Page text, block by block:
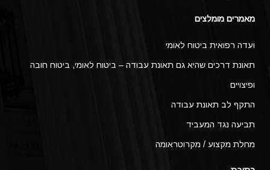
מאמרים מומלצים
ועדה רפואית ביטוח לאומי
תאונת דרכים שהיא גם תאונת עבודה – ביטוח לאומי, ביטוח חובה
ופיצויים
התקף לב תאונת עבודה
תביעה נגד המעביד
מחלת מקצוע / מקרוטראומה